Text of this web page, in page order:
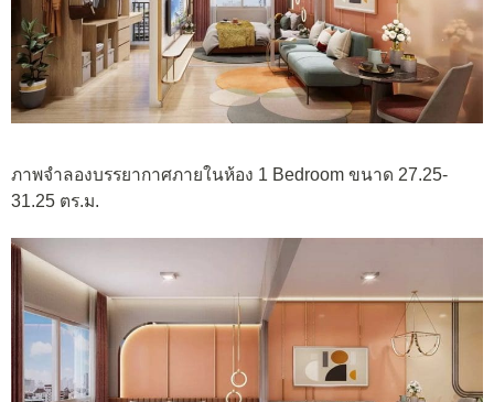
ภาพจำลองบรรยากาศภายในห้อง 1 Bedroom ขนาด 27.25-
31.25 ตร.ม.